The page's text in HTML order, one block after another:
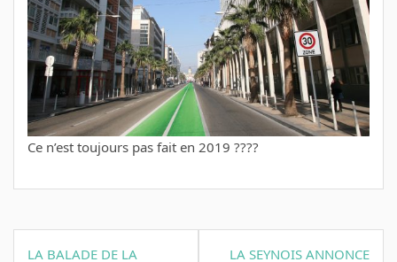
Ce n’est toujours pas fait en 2019 ????
Navigation
LA BALADE DE LA
LA SEYNOIS ANNONCE